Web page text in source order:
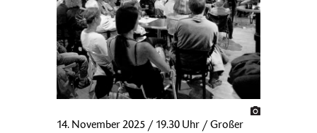
14. November 2025 / 19.30 Uhr / Großer